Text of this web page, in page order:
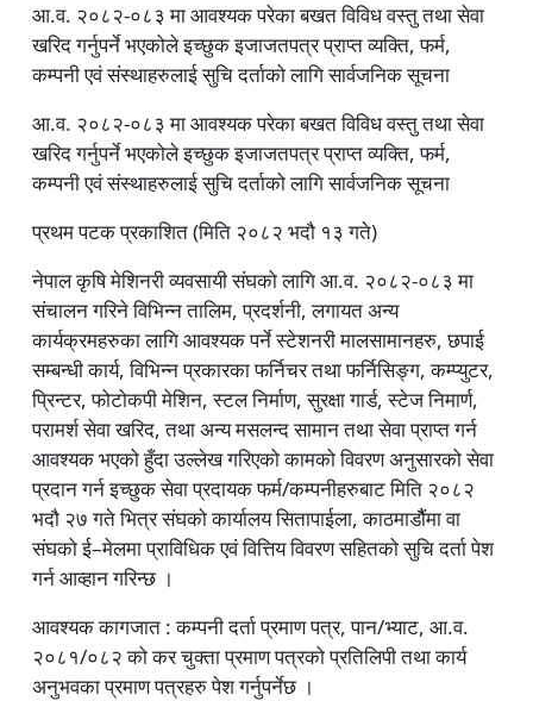
आ.व. २०८२-०८३ मा आवश्यक परेका बखत विविध वस्तु तथा सेवा
खरिद गर्नुपर्ने भएकोले इच्छुक इजाजतपत्र प्राप्त व्यक्ति, फर्म,
कम्पनी एवं संस्थाहरुलाई सुचि दर्ताको लागि सार्वजनिक सूचना
आ.व. २०८२-०८३ मा आवश्यक परेका बखत विविध वस्तु तथा सेवा
खरिद गर्नुपर्ने भएकोले इच्छुक इजाजतपत्र प्राप्त व्यक्ति, फर्म,
कम्पनी एवं संस्थाहरुलाई सुचि दर्ताको लागि सार्वजनिक सूचना
प्रथम पटक प्रकाशित (मिति २०८२ भदौ १३ गते)
नेपाल कृषि मेशिनरी व्यवसायी संघको लागि आ.व. २०८२-०८३ मा
संचालन गरिने विभिन्न तालिम, प्रदर्शनी, लगायत अन्य
कार्यक्रमहरुका लागि आवश्यक पर्ने स्टेशनरी मालसामानहरु, छपाई
सम्बन्धी कार्य, विभिन्न प्रकारका फर्निचर तथा फर्निसिङ्ग, कम्प्युटर,
प्रिन्टर, फोटोकपी मेशिन, स्टल निर्माण, सुरक्षा गार्ड, स्टेज निमार्ण,
परामर्श सेवा खरिद, तथा अन्य मसलन्द सामान तथा सेवा प्राप्त गर्न
आवश्यक भएको हुँदा उल्लेख गरिएको कामको विवरण अनुसारको सेवा
प्रदान गर्न इच्छुक सेवा प्रदायक फर्म/कम्पनीहरुबाट मिति २०८२
भदौ २७ गते भित्र संघको कार्यालय सितापाईला, काठमाडौैंमा वा
संघको ई–मेलमा प्राविधिक एवं वित्तिय विवरण सहितको सुचि दर्ता पेश
गर्न आव्हान गरिन्छ ।
आवश्यक कागजात : कम्पनी दर्ता प्रमाण पत्र, पान/भ्याट, आ.व.
२०८१/०८२ को कर चुक्ता प्रमाण पत्रको प्रतिलिपी तथा कार्य
अनुभवका प्रमाण पत्रहरु पेश गर्नुपर्नेछ ।